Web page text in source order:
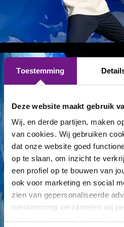
Toestemming
Deze website maakt gebruik
Wij, en derde partijen, maken
van cookies. Wij gebruiken
dat onze website goed
op te slaan, om inzicht te
een profiel op te bouwen van
ook voor marketing en social
zien van gepersonaliseerde
toestemming verzamelen wij